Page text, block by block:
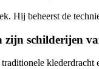
Hij beheerst de
schilderijen